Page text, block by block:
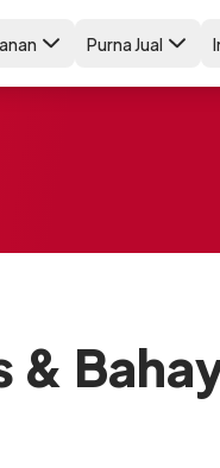
Purna Jual
&